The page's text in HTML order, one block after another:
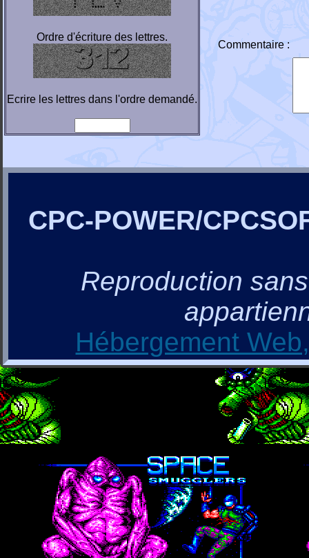
Ordre d'écriture des lettres.
Ecrire les lettres dans l'ordre demandé.
Commentaire :
CPC-POWER/
Reproduction
Hébergement